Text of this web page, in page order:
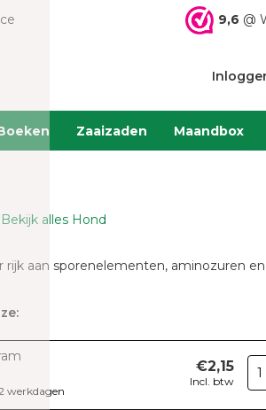
9,6 @
Zaaizaden Maandbox
Bekijk alles Hond
rijk aan sporenelementen, aminozuren
werkdagen
€2,15
Incl. btw